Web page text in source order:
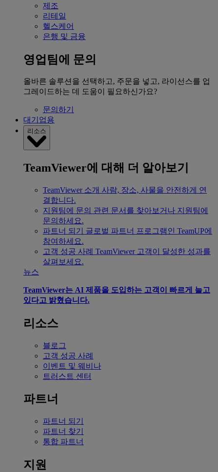
제조
리테일
헬스케어
은행 및 금융
영업팀에 문의
올바른 솔루션을 선택하고, 주문을 넣고, 라이선스를 업
그레이드하는 데 도움이 필요하신가요?
문의하기
대기업용
리소스
TeamViewer에 대해 더 알아보기
TeamViewer 소개 사람, 장소, 사물을 안전하게 연
결합니다.
지원팀에 문의 관련 문서를 찾아보거나 지원팀에
문의하세요.
파트너 되기
글로벌 파트너 프로그램인 TeamUP에
참여하세요.
고객 성공 사례 TeamViewer 고객이 달성한 성과를
살펴보세요.
뉴스
TeamViewer는 AI 제품을 도입하는 고객이 빠르게 늘고
있다고 밝혔습니다.
리소스
블로그
고객 성공 사례
이벤트 및 웨비나
트러스트 센터
파트너
파트너 되기
파트너 찾기
통합 파트너
지원